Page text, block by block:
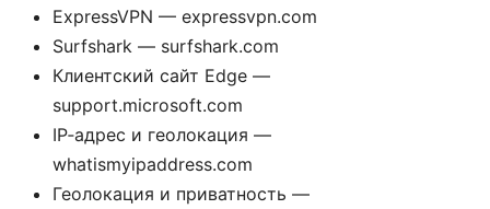
ExpressVPN — expressvpn.com
Surfshark — surfshark.com
Клиентский сайт Edge —
support.microsoft.com
IP‑адрес и геолокация —
whatismyipaddress.com
Геолокация и приватность —